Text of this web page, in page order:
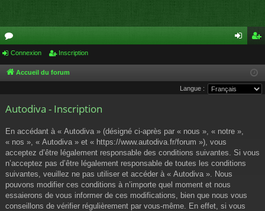
or
u
s
cri
pti
Connexion Inscription
Accueil du forum
Langue :
Autodiva - Inscription
En accédant à « Autodiva » (désigné ci-après par « nous », « notre »,
« nos », « Autodiva » et « https://www.autodiva.fr/forum »), vous
acceptez d’être légalement responsable des conditions suivantes. Si vous
n’acceptez pas d’être légalement responsable de toutes les conditions
suivantes, veuillez ne pas utiliser et accéder à « Autodiva ». Nous
pouvons modifier ces conditions à n’importe quel moment et nous
essaierons de vous informer de ces modifications, bien que nous vous
conseillons de vérifier régulièrement par vous-même. En effet, si vous